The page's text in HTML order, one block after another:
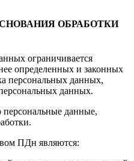
ОБРАБОТКИ
ограничивается
определенных и законных
персональных данных,
данных.
персональные данные,
ПДн являются: